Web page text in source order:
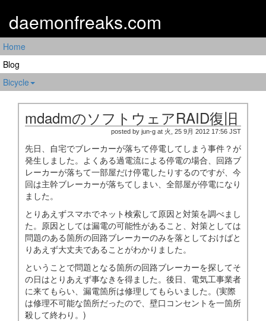
daemonfreaks.com
Home
Blog
Bicycle
mdadmのソフトウェアRAID復旧
posted by jun-g at 火, 25 9月 2012 17:56 JST
先日、自宅でブレーカーが落ちて停電してしまう事件？が
発生しました。よくある過電流による停電の場合、回路ブ
レーカーが落ちて一部屋だけ停電したりするのですが、今
回は主幹ブレーカーが落ちてしまい、全部屋が停電になり
ました。
とりあえずスマホでネット検索して原因と対策を調べまし
た。原因としては漏電の可能性があること、対策としては
問題のある箇所の回路ブレーカーのみを落としておけばと
りあえず大丈夫であることがわかりました。
ということで問題となる箇所の回路ブレーカーを探してそ
の日はとりあえず事なきを得ました。後日、電気工事業者
に来てもらい、漏電箇所は修理してもらいました。(実際
は修理不可能な箇所だったので、壁口コンセントを一箇所
殺して終わり。)